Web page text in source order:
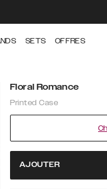
SETS OFFRES
Floral Romance
Printed Case
AJOUTER